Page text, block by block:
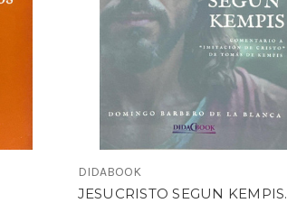
DIDABOOK
JESUCRISTO SEGUN KEMPIS.